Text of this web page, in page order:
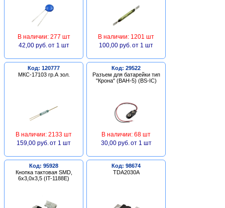
В наличии: 277 шт
42,00 руб. от 1 шт
В наличии: 1201 шт
100,00 руб. от 1 шт
Код: 120777
МКС-17103 гр.А зол.
В наличии: 2133 шт
159,00 руб. от 1 шт
Код: 29522
Разъем для батарейки тип
"Крона" (BAH-5) (BS-IC)
В наличии: 68 шт
30,00 руб. от 1 шт
Код: 95928
Кнопка тактовая SMD,
6х3,0х3,5 (IT-1188E)
Код: 98674
TDA2030A